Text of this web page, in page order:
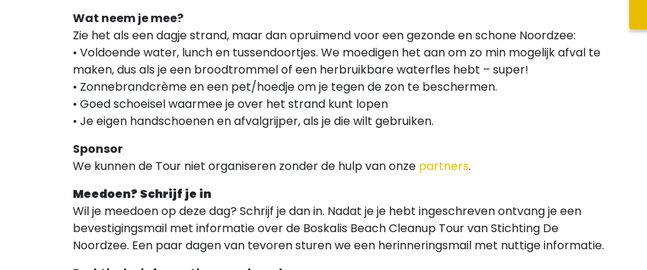
Wat neem je mee?
Zie het als een dagje strand, maar dan opruimend voor een gezonde en schone Noordzee:
• Voldoende water, lunch en tussendoortjes. We moedigen het aan om zo min mogelijk afval te
maken, dus als je een broodtrommel of een herbruikbare waterfles hebt – super!
• Zonnebrandcrème en een pet/hoedje om je tegen de zon te beschermen.
• Goed schoeisel waarmee je over het strand kunt lopen
• Je eigen handschoenen en afvalgrijper, als je die wilt gebruiken.
Sponsor
We kunnen de Tour niet organiseren zonder de hulp van onze partners.
Meedoen? Schrijf je in
Wil je meedoen op deze dag? Schrijf je dan in. Nadat je je hebt ingeschreven ontvang je een
bevestigingsmail met informatie over de Boskalis Beach Cleanup Tour van Stichting De
Noordzee. Een paar dagen van tevoren sturen we een herinneringsmail met nuttige informatie.